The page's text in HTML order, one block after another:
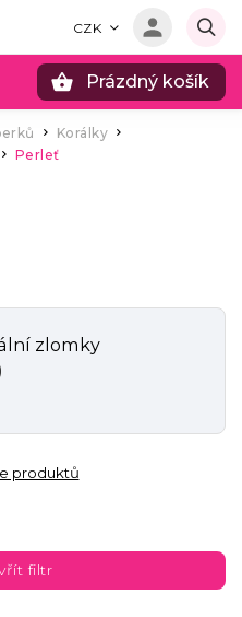
CZK
Prázdný košík
Korálky /
Perleť
zlomky
produktů
filtr